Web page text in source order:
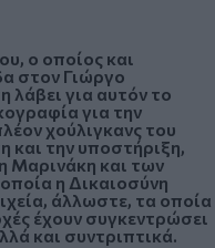
ο οποίος και
στον Γιώργο
λάβει για αυτόν το
για την
χούλιγκανς του
και την υποστήριξη,
Μαρινάκη και των
η Δικαιοσύνη
άλλωστε, τα οποία
έχουν συγκεντρώσει
και συντριπτικά.